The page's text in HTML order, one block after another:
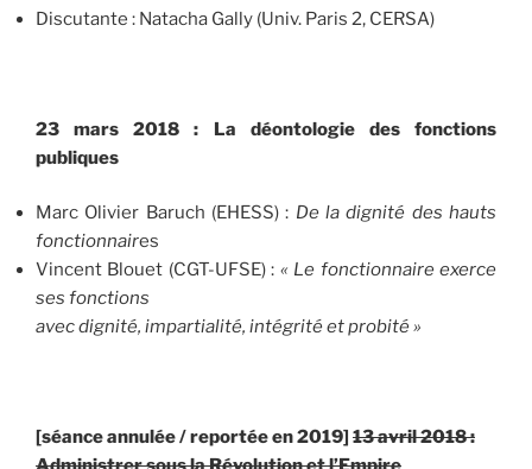
Discutante : Natacha Gally (Univ. Paris 2, CERSA)
23 mars 2018 : La déontologie des fonctions
publiques
Marc Olivier Baruch (EHESS) : De la dignité des hauts
fonctionnaires
Vincent Blouet (CGT-UFSE) : « Le fonctionnaire exerce
ses fonctions
avec dignité, impartialité, intégrité et probité »
[séance annulée / reportée en 2019] 13 avril 2018 :